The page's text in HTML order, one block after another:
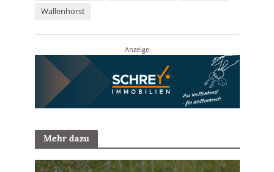
Wallenhorst
Anzeige
Mehr dazu